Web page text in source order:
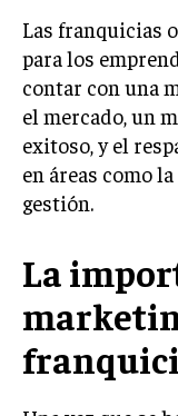
ANÁLISIS
GESTIÓN
LIDERAZGO
Las franquicias
para los
contar con una
el mercado, un
exitoso, y el
en áreas como
gestión.
La